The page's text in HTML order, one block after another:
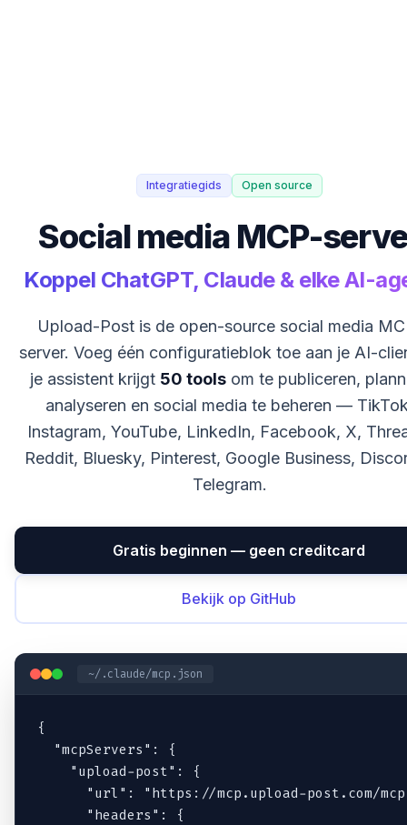
Integratiegids Open source
Social media MCP-
Koppel ChatGPT, Claude & elke AI-
Upload-Post is de open-source social media
server. Voeg één configuratieblok toe aan je AI-
je assistent krijgt 50 tools om te publiceren,
analyseren en social media te beheren —
Instagram, YouTube, LinkedIn, Facebook, X,
Reddit, Bluesky, Pinterest, Google Business,
Telegram.
Gratis beginnen — geen creditcard
Bekijk op GitHub
~/.claude/mcp.json
{
  "mcpServers": {
    "upload-post": {
"url": "https://mcp.upload-post.com/
      "headers": {